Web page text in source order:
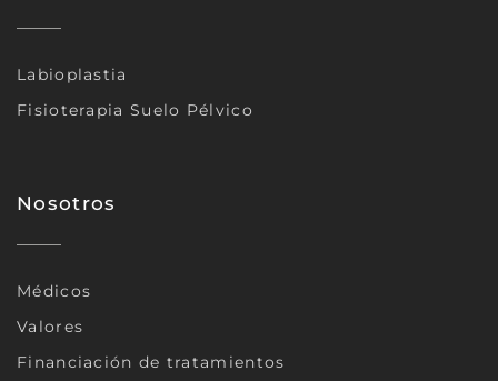
Labioplastia
Fisioterapia Suelo Pélvico
Nosotros
Médicos
Valores
Financiación de tratamientos